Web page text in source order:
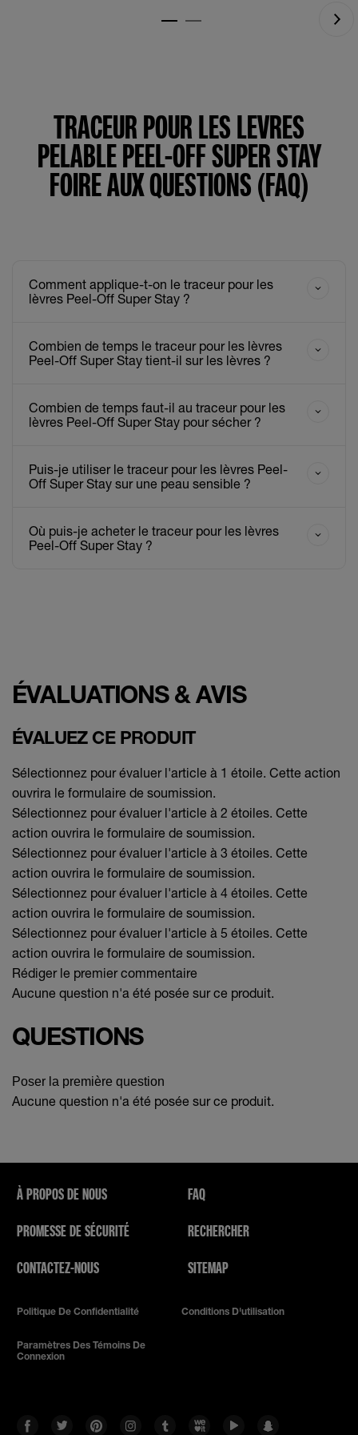
TRACEUR POUR LES LEVRES
PELABLE PEEL-OFF SUPER STAY
FOIRE AUX QUESTIONS (FAQ)
Comment applique-t-on le traceur pour les
lèvres Peel-Off Super Stay ?
Combien de temps le traceur pour les lèvres
Peel-Off Super Stay tient-il sur les lèvres ?
Combien de temps faut-il au traceur pour les
lèvres Peel-Off Super Stay pour sécher ?
Puis-je utiliser le traceur pour les lèvres Peel-
Off Super Stay sur une peau sensible ?
Où puis-je acheter le traceur pour les lèvres
Peel-Off Super Stay ?
ÉVALUATIONS & AVIS
ÉVALUEZ CE PRODUIT
Sélectionnez pour évaluer l'article à 1 étoile. Cette action
ouvrira le formulaire de soumission.
Sélectionnez pour évaluer l'article à 2 étoiles. Cette
action ouvrira le formulaire de soumission.
Sélectionnez pour évaluer l'article à 3 étoiles. Cette
action ouvrira le formulaire de soumission.
Sélectionnez pour évaluer l'article à 4 étoiles. Cette
action ouvrira le formulaire de soumission.
Sélectionnez pour évaluer l'article à 5 étoiles. Cette
action ouvrira le formulaire de soumission.
Rédiger le premier commentaire
Aucune question n'a été posée sur ce produit.
QUESTIONS
Poser la première question
Aucune question n'a été posée sur ce produit.
À PROPOS DE NOUS
PROMESSE DE SÉCURITÉ
CONTACTEZ-NOUS
FAQ
RECHERCHER
SITEMAP
Politique De Confidentialité Conditions D'utilisation
Paramètres Des Témoins De
Connexion